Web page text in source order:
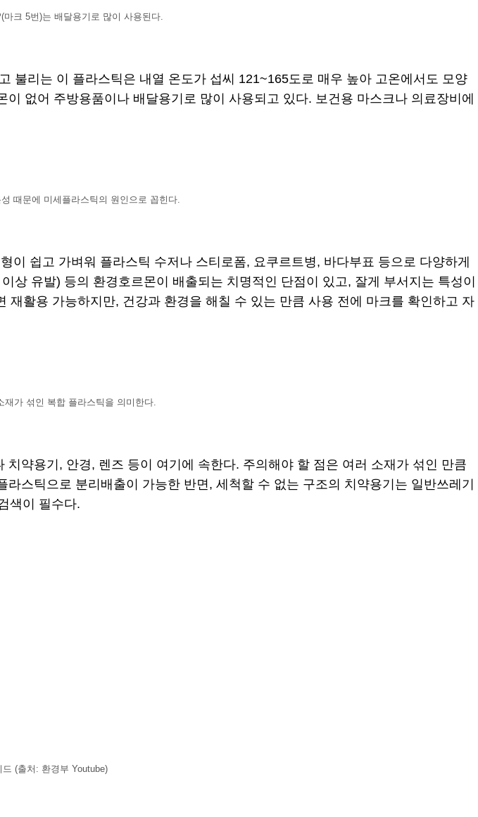
크 5번)는 배달용기로 많이 사용된다.
불리는 이 플라스틱은 내열 온도가 섭씨 121~165도로 매우 높아 고온에서도 모양
없어 주방용품이나 배달용기로 많이 사용되고 있다. 보건용 마스크나 의료장비에
때문에 미세플라스틱의 원인으로 꼽힌다.
이 쉽고 가벼워 플라스틱 수저나 스티로폼, 요쿠르트병, 바다부표 등으로 다양하게
유발) 등의 환경호르몬이 배출되는 치명적인 단점이 있고, 잘게 부서지는 특성이
활용 가능하지만, 건강과 환경을 해칠 수 있는 만큼 사용 전에 마크를 확인하고 자
재가 섞인 복합 플라스틱을 의미한다.
약용기, 안경, 렌즈 등이 여기에 속한다. 주의해야 할 점은 여러 소재가 섞인 만큼
스틱으로 분리배출이 가능한 반면, 세척할 수 없는 구조의 치약용기는 일반쓰레기
색이 필수다.
(출처: 환경부 Youtube)